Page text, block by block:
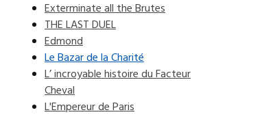
Exterminate all the Brutes
THE LAST DUEL
Edmond
Le Bazar de la Charité
L’ incroyable histoire du Facteur
Cheval
L'Empereur de Paris